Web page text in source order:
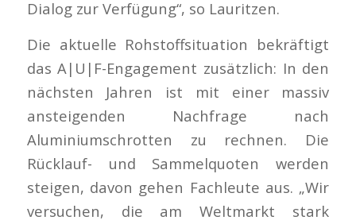
Dialog zur Verfügung“, so Lauritzen.
Die aktuelle Rohstoffsituation bekräftigt
das A|U|F-Engagement zusätzlich: In den
nächsten Jahren ist mit einer massiv
ansteigenden Nachfrage nach
Aluminiumschrotten zu rechnen. Die
Rücklauf- und Sammelquoten werden
steigen, davon gehen Fachleute aus. „Wir
versuchen, die am Weltmarkt stark